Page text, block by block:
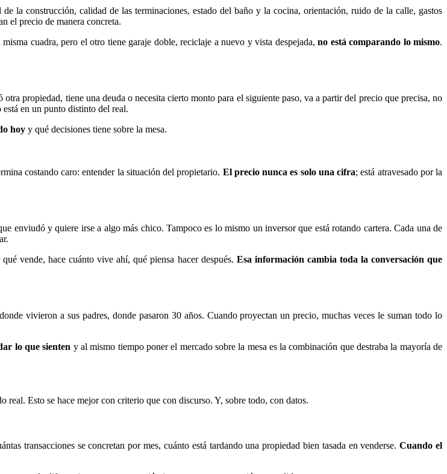
la construcción, calidad de las terminaciones, estado del baño y la cocina, orientación, ruido de la calle, gastos
el precio de manera concreta.
cuadra, pero el otro tiene garaje doble, reciclaje a nuevo y vista despejada, no está comparando lo mismo.
propiedad, tiene una deuda o necesita cierto monto para el siguiente paso, va a partir del precio que precisa, no
en un punto distinto del real.
hoy y qué decisiones tiene sobre la mesa.
costando caro: entender la situación del propietario. El precio nunca es solo una cifra; está atravesado por la
enviudó y quiere irse a algo más chico. Tampoco es lo mismo un inversor que está rotando cartera. Cada una de
vende, hace cuánto vive ahí, qué piensa hacer después. Esa información cambia toda la conversación que
vivieron a sus padres, donde pasaron 30 años. Cuando proyectan un precio, muchas veces le suman todo lo
lo que sienten y al mismo tiempo poner el mercado sobre la mesa es la combinación que destraba la mayoría de
Esto se hace mejor con criterio que con discurso. Y, sobre todo, con datos.
transacciones se concretan por mes, cuánto está tardando una propiedad bien tasada en venderse.Cuando el